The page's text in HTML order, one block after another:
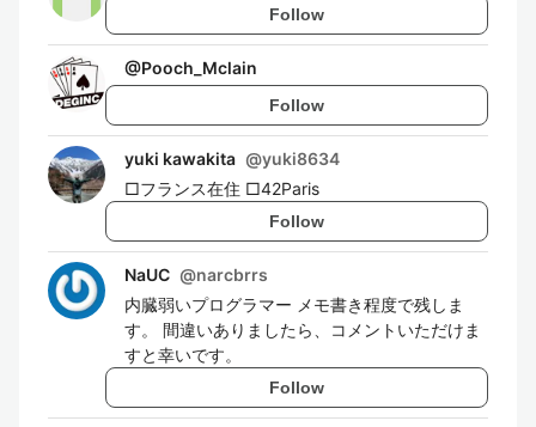
Follow
@Pooch_Mclain
Follow
yuki kawakita @yuki8634
□フランス在住 □42Paris
Follow
NaUC @narcbrrs
内臓弱いプログラマー メモ書き程度で残しま
す。 間違いありましたら、コメントいただけま
すと幸いです。
Follow